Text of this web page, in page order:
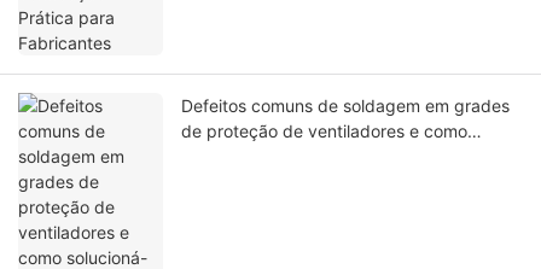
Defeitos comuns de soldagem em grades
de proteção de ventiladores e como